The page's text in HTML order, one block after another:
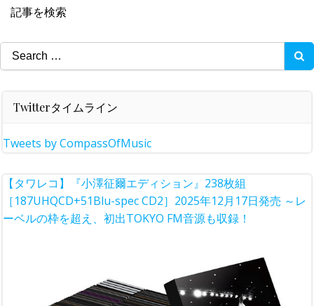
記事を検索
Search
for:
Twitterタイムライン
Tweets by CompassOfMusic
【タワレコ】『小澤征爾エディション』238枚組
［187UHQCD+51Blu-spec CD2］2025年12月17日発売 ～レ
ーベルの枠を超え、初出TOKYO FM音源も収録！